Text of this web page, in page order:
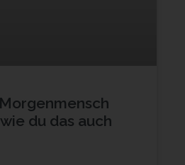
du das auch